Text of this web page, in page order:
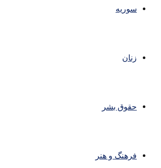
سوریه
زنان
حقوق بشر
فرهنگ و هنر